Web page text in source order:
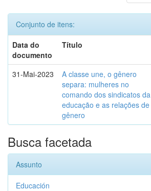
Conjunto de itens:
Data do
documento
Título
31-Mai-2023
A classe une, o gênero
separa: mulheres no
comando dos sindicatos da
educação e as relações de
gênero
Busca facetada
Assunto
Educación